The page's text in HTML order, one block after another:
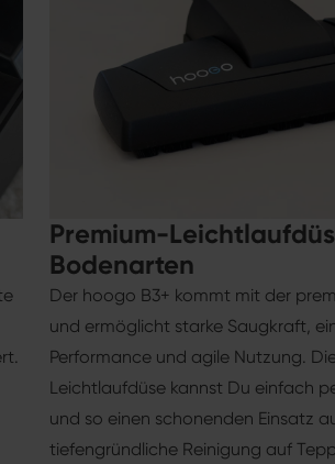
Premium-
Bodenarten
Der hoogo B3+ kommt mit der
und ermöglicht starke Saugkraft,
Performance und agile Nutzung.
Leichtlaufdüse kannst Du einfach
und so einen schonenden Einsatz
tiefengründliche Reinigung auf